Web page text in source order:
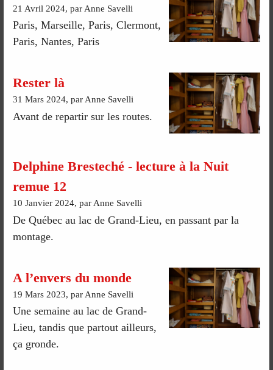
21 Avril 2024, par Anne Savelli
Paris, Marseille, Paris, Clermont,
Paris, Nantes, Paris
Rester là
31 Mars 2024, par Anne Savelli
Avant de repartir sur les routes.
Delphine Bresteché - lecture à la Nuit
remue 12
10 Janvier 2024, par Anne Savelli
De Québec au lac de Grand-Lieu, en passant par la
montage.
A l’envers du monde
19 Mars 2023, par Anne Savelli
Une semaine au lac de Grand-
Lieu, tandis que partout ailleurs,
ça gronde.